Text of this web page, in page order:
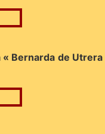
Bernarda de